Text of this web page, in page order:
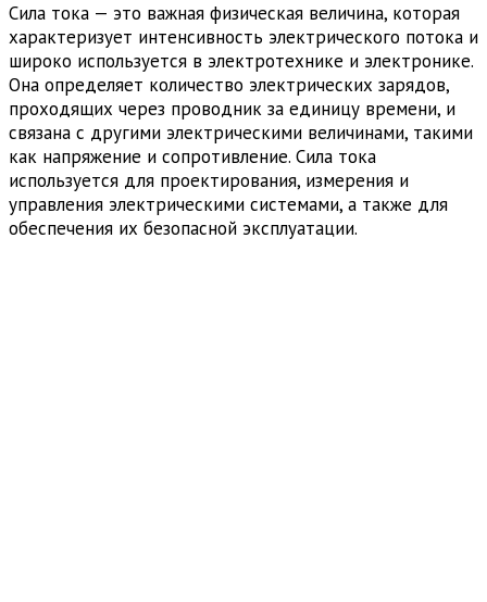
Сила тока — это важная физическая величина, которая
характеризует интенсивность электрического потока и
широко используется в электротехнике и электронике.
Она определяет количество электрических зарядов,
проходящих через проводник за единицу времени, и
связана с другими электрическими величинами, такими
как напряжение и сопротивление. Сила тока
используется для проектирования, измерения и
управления электрическими системами, а также для
обеспечения их безопасной эксплуатации.